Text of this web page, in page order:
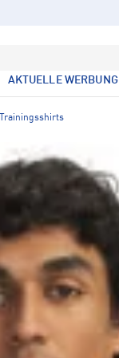
AKTUELLE WERBUNG
Trainingsshirts